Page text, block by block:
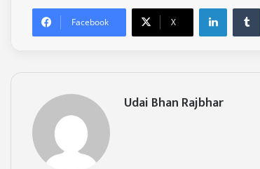
Facebook X
LinkedIn
Udai Bhan Rajbhar